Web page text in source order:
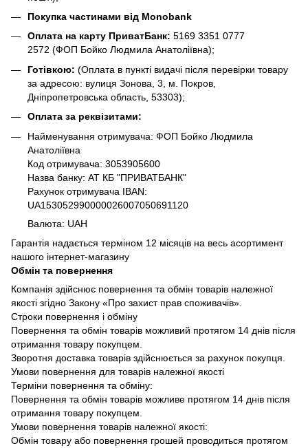
Покупка частинами від Monobank
Оплата на карту ПриватБанк: 5169 3351 0777
2572 (ФОП Бойко Людмила Анатоліївна);
Готівкою: (Оплата в пункті видачі після перевірки товару
за адресою: вулиця Зонова, 3, м. Покров,
Дніпропетровська область, 53303);
Оплата за реквізитами:
Найменування отримувача: ФОП Бойко Людмила
Анатоліївна
Код отримувача: 3053905600
Назва банку: АТ КБ "ПРИВАТБАНК"
Рахунок отримувача IBAN:
UA153052990000026007050691120
Валюта: UAH
Гарантія надається терміном 12 місяців на весь асортимент
нашого інтернет-магазину
Обмін та повернення
Компанія здійснює повернення та обмін товарів належної
якості згідно Закону «Про захист прав споживачів».
Строки повернення і обміну
Повернення та обмін товарів можливий протягом 14 днів після
отримання товару покупцем.
Зворотня доставка товарів здійснюється за рахунок покупця.
Умови повернення для товарів належної якості
Терміни повернення та обміну:
Повернення та обмін товарів можливе протягом 14 днів після
отримання товару покупцем.
Умови повернення товарів належної якості:
Обмін товару або повернення грошей проводиться протягом